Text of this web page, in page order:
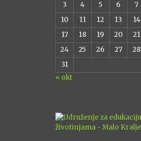
3
4 5 6 7
10
11 12 13 14
17
18 19 20 21
24
25 26 27 28
31
« okt